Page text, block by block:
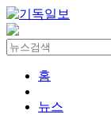
홈
뉴스